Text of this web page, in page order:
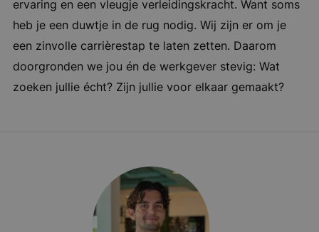
ervaring en een vleugje verleidingskracht. Want soms
heb je een duwtje in de rug nodig. Wij zijn er om je
een zinvolle carrièrestap te laten zetten. Daarom
doorgronden we jou én de werkgever stevig: Wat
zoeken jullie écht? Zijn jullie voor elkaar gemaakt?